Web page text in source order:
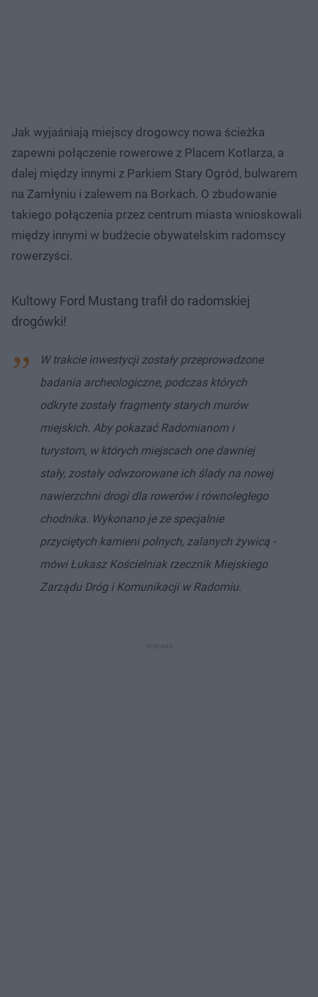
Jak wyjaśniają miejscy drogowcy nowa ścieżka
zapewni połączenie rowerowe z Placem Kotlarza, a
dalej między innymi z Parkiem Stary Ogród, bulwarem
na Zamłyniu i zalewem na Borkach. O zbudowanie
takiego połączenia przez centrum miasta wnioskowali
między innymi w budżecie obywatelskim radomscy
rowerzyści.
Kultowy Ford Mustang trafił do radomskiej
drogówki!
W trakcie inwestycji zostały przeprowadzone
badania archeologiczne, podczas których
odkryte zostały fragmenty starych murów
miejskich. Aby pokazać Radomianom i
turystom, w których miejscach one dawniej
stały, zostały odwzorowane ich ślady na nowej
nawierzchni drogi dla rowerów i równoległego
chodnika. Wykonano je ze specjalnie
przyciętych kamieni polnych, zalanych żywicą -
mówi Łukasz Kościelniak rzecznik Miejskiego
Zarządu Dróg i Komunikacji w Radomiu.